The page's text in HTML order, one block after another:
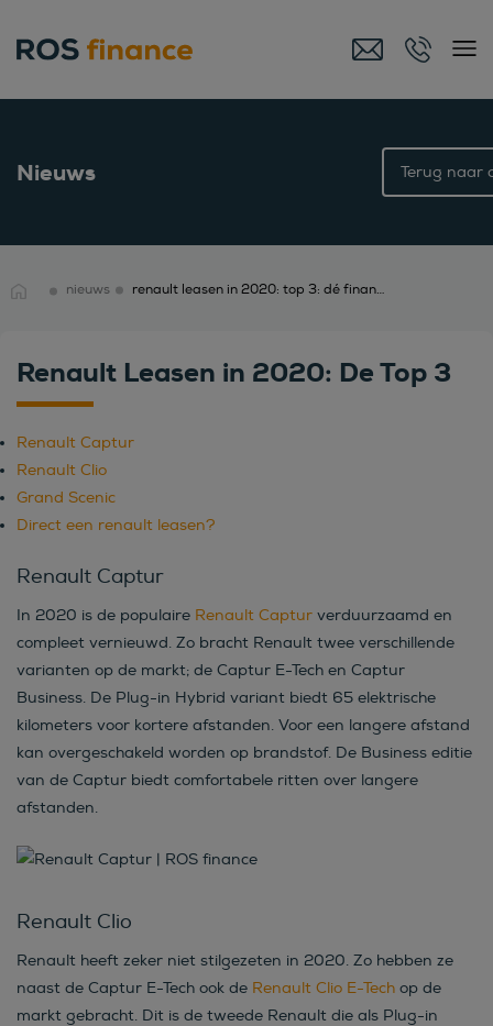
Nieuws Terug naar
nieuws renault leasen in 2020: top 3: dé financial lease specialist
Renault Leasen in 2020: De Top 3
Renault Captur
Renault Clio
Grand Scenic
Direct een renault leasen?
Renault Captur
In 2020 is de populaire Renault Captur verduurzaamd en
compleet vernieuwd. Zo bracht Renault twee verschillende
varianten op de markt; de Captur E-Tech en Captur
Business. De Plug-in Hybrid variant biedt 65 elektrische
kilometers voor kortere afstanden. Voor een langere afstand
kan overgeschakeld worden op brandstof. De Business editie
van de Captur biedt comfortabele ritten over langere
afstanden.
Renault Clio
Renault heeft zeker niet stilgezeten in 2020. Zo hebben ze
naast de Captur E-Tech ook de Renault Clio E-Tech op de
markt gebracht. Dit is de tweede Renault die als Plug-in